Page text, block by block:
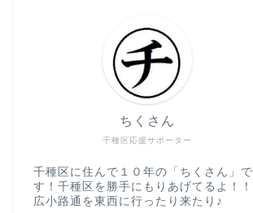
千種区応援サポーター
ちくさん
千種区に住んで１０年の「ちくさん」で
す！千種区を勝手にもりあげてるよ！！
広小路通を東西に行ったり来たり♪